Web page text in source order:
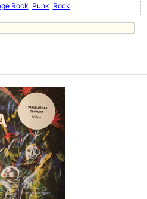
Rock Punk Rock